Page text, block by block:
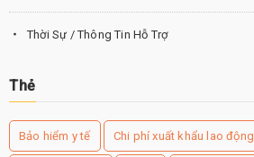
Thời Sự / Thông Tin Hỗ Trợ
Thẻ
Bảo hiểm y tế Chi phí xuất khẩu lao động